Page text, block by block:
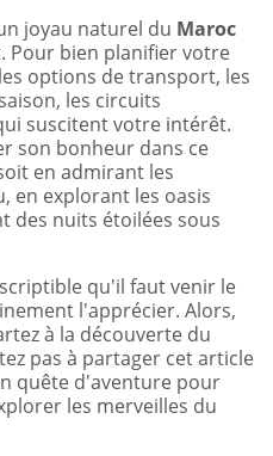
joyau naturel du Maroc
Pour bien planifier votre
options de transport, les
les circuits
suscitent votre intérêt.
son bonheur dans ce
en admirant les
en explorant les oasis
des nuits étoilées sous
qu'il faut venir le
l'apprécier. Alors,
à la découverte du
pas à partager cet article
quête d'aventure pour
les merveilles du